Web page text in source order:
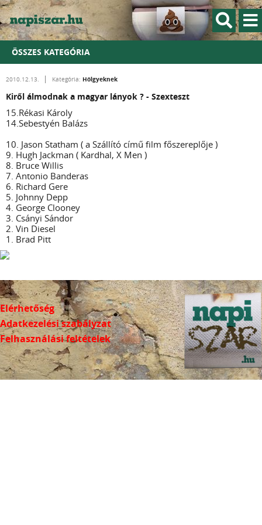
ÖSSZES KATEGÓRIA
2010.12.13. Kategória: Hölgyeknek
Kiről álmodnak a magyar lányok ? - Szexteszt
15.Rékasi Károly
14.Sebestyén Balázs
10. Jason Statham ( a Szállító című film főszereplője )
9. Hugh Jackman ( Kardhal, X Men )
8. Bruce Willis
7. Antonio Banderas
6. Richard Gere
5. Johnny Depp
4. George Clooney
3. Csányi Sándor
2. Vin Diesel
1. Brad Pitt
Elérhetőség
Adatkezelési szabályzat
Felhasználási feltételek